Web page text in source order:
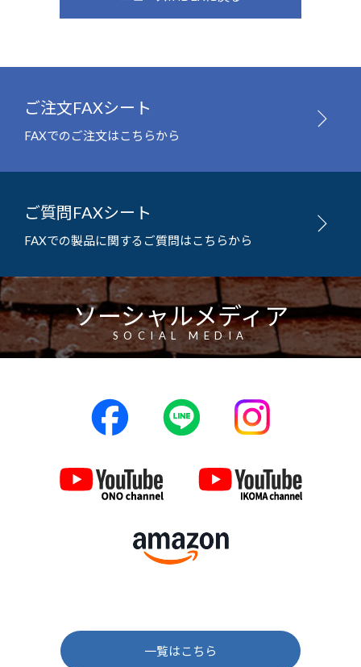
ご注文FAXシート
FAXでのご注文はこちらから
ご質問FAXシート
FAXでの製品に関するご質問はこちらから
ソーシャルメディア
SOCIAL MEDIA
一覧はこちら